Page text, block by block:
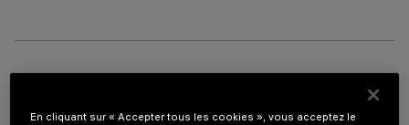
En cliquant sur « Accepter tous les cookies », vous acceptez le